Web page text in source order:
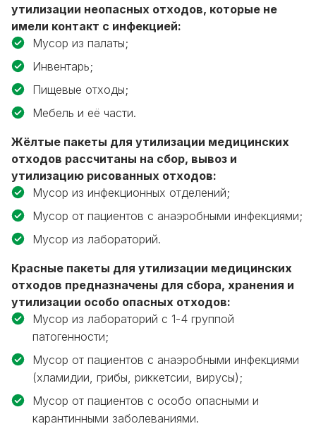
утилизации неопасных отходов, которые не
имели контакт с инфекцией:
Мусор из палаты;
Инвентарь;
Пищевые отходы;
Мебель и её части.
Жёлтые пакеты для утилизации медицинских
отходов рассчитаны на сбор, вывоз и
утилизацию рисованных отходов:
Мусор из инфекционных отделений;
Мусор от пациентов с анаэробными инфекциями;
Мусор из лабораторий.
Красные пакеты для утилизации медицинских
отходов предназначены для сбора, хранения и
утилизации особо опасных отходов:
Мусор из лабораторий с 1-4 группой
патогенности;
Мусор от пациентов с анаэробными инфекциями
(хламидии, грибы, риккетсии, вирусы);
Мусор от пациентов с особо опасными и
карантинными заболеваниями.